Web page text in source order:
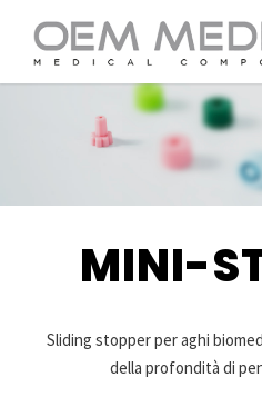
MINI-
Sliding stopper per aghi
della profondità di